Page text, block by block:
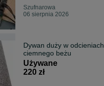
Szufnarowa
06 sierpnia 2026
Dywan duży w odcieniach
ciemnego beżu
Używane
220 zł